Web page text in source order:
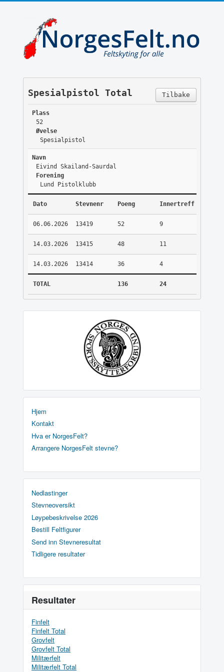
Tilbake
Spesialpistol Total
Plass
52
Øvelse
Spesialpistol
Navn
Eivind Skailand-Saurdal
Forening
Lund Pistolklubb
Dato Stevnenr Poeng Innertreff
06.06.2026 13419 52 9
14.03.2026 13415 48 11
14.03.2026 13414 36 4
TOTAL 136 24
Hjem
Kontakt
Hva er NorgesFelt?
Arrangere NorgesFelt stevne?
Nedlastinger
Stevneoversikt
Løypebeskrivelse 2026
Bestill Feltfigurer
Send inn Stevneresultat
Tidligere resultater
Resultater
Finfelt
Finfelt Total
Grovfelt
Grovfelt Total
Militærfelt
Militærfelt Total